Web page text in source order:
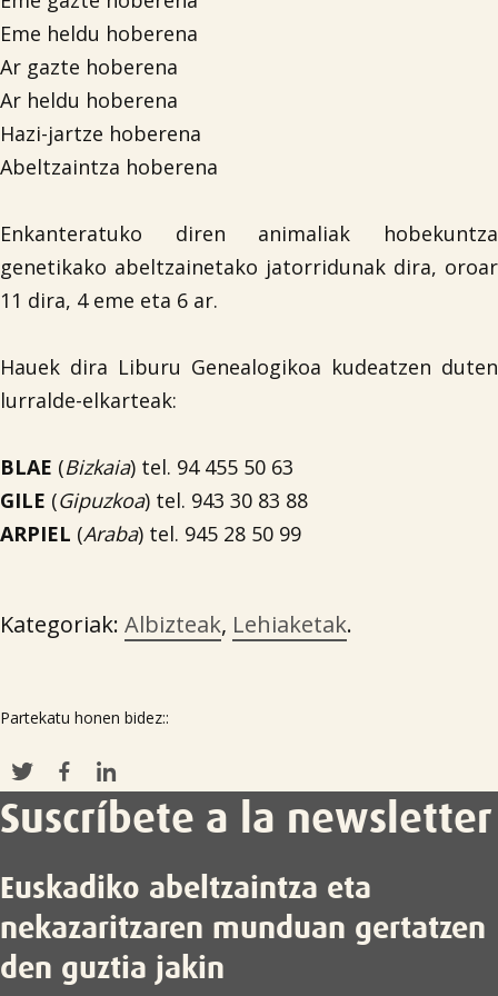

Eme heldu hoberena
Ar gazte hoberena
Ar heldu hoberena
Hazi-jartze hoberena
Abeltzaintza hoberena
Enkanteratuko diren animaliak hobekuntza
genetikako abeltzainetako jatorridunak dira, oroar
11 dira, 4 eme eta 6 ar.
Hauek dira Liburu Genealogikoa kudeatzen duten
lurralde-elkarteak:
BLAE (Bizkaia) tel. 94 455 50 63
GILE (Gipuzkoa) tel. 943 30 83 88
ARPIEL (Araba) tel. 945 28 50 99
Kategoriak: Albizteak, Lehiaketak.
Partekatu honen bidez::
Suscríbete a la newsletter
Euskadiko abeltzaintza eta
nekazaritzaren munduan gertatzen
den guztia jakin